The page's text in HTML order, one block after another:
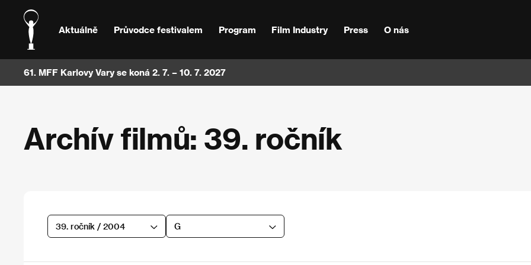
Aktuálně Průvodce festivalem Program Film Industry Press O nás
61. MFF Karlovy Vary se koná 2. 7. – 10. 7. 2027
Archív filmů: 39. ročník
39. ročník / 2004 G